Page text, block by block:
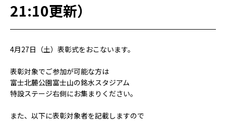
21:10更新）
4月27日（土）表彰式をおこないます。
表彰対象でご参加が可能な方は
富士北麓公園富⼠⼭の銘⽔スタジアム
特設ステージ右側にお集まりください。
また、以下に表彰対象者を記載しますので